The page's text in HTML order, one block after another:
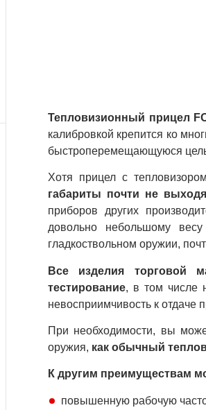
Тепловизионный прицел
калибровкой крепится ко
быстроперемещающуюся
Хотя прицел с
габариты почти не
приборов других
довольно небольшому
гладкоствольном оружии,
Все изделия торговой
тестирование, в том числе
невосприимчивость к отдаче
При необходимости, вы
оружия, как обычный
К другим преимуществам
повышенную рабочую